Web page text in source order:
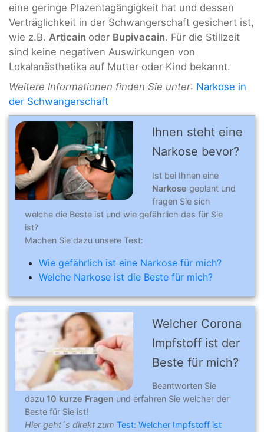
eine geringe Plazentagängigkeit hat und dessen
Verträglichkeit in der Schwangerschaft gesichert ist,
wie z.B. Articain oder Bupivacain. Für die Stillzeit
sind keine negativen Auswirkungen von
Lokalanästhetika auf Mutter oder Kind bekannt.
Weitere Informationen finden Sie unter: Narkose in
der Schwangerschaft
Ihnen steht eine
Narkose bevor?
Ist bei Ihnen eine
Narkose geplant und
fragen Sie sich
welche die Beste ist und wie gefährlich das für Sie
ist?
Machen Sie dazu unsere Test:
Wie gefährlich ist eine Narkose für mich?
Welche Narkose ist die Beste für mich?
Welcher Corona
Impfstoff ist der
Beste für mich?
Beantworten Sie
dazu 10 kurze Fragen und erfahren Sie welcher der
Beste für Sie ist!
Hier geht´s direkt zum Test: Welcher Impfstoff ist